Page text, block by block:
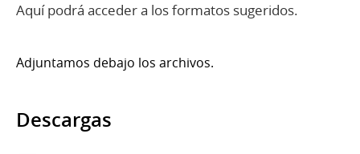
Aquí podrá acceder a los formatos sugeridos.
Adjuntamos debajo los archivos.
Descargas